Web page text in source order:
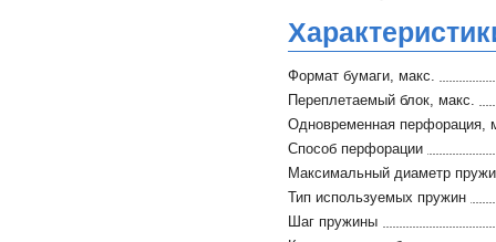
Формат бумаги, макс.
Переплетаемый блок, макс.
Одновременная перфорация,
Способ перфорации
Максимальный диаметр
Тип используемых пружин
Шаг пружины